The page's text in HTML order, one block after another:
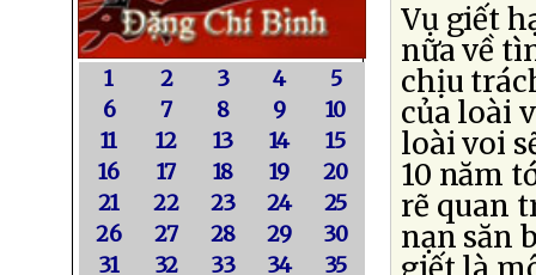
1 2 3 4
5
6
7 8 9
10
11
12 13 14
15
16
17 18 19
20
21
22 23 24
25
26
27 28 29
30
31
32 33 34
35
Vụ giết
nữa về
chịu
của loài
loài voi
10 năm
rẽ quan
nạn săn